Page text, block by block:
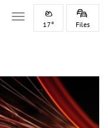
Toggle navigation
17° Files